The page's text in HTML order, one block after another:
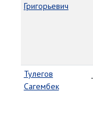
Григорьевич
Тулегов
Сагембек